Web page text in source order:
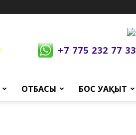
+7 775 232 77 33
ОТБАСЫ БОС УАҚЫТ